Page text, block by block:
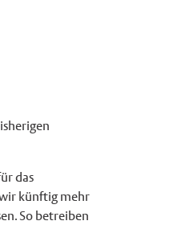
das
wir künftig mehr
So betreiben